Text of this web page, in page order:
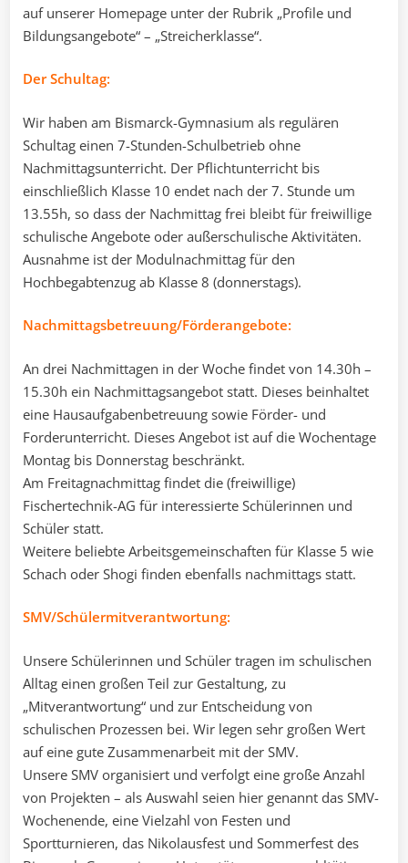
auf unserer Homepage unter der Rubrik „Profile und
Bildungsangebote“ – „Streicherklasse“.
Der Schultag:
Wir haben am Bismarck-Gymnasium als regulären
Schultag einen 7-Stunden-Schulbetrieb ohne
Nachmittagsunterricht. Der Pflichtunterricht bis
einschließlich Klasse 10 endet nach der 7. Stunde um
13.55h, so dass der Nachmittag frei bleibt für freiwillige
schulische Angebote oder außerschulische Aktivitäten.
Ausnahme ist der Modulnachmittag für den
Hochbegabtenzug ab Klasse 8 (donnerstags).
Nachmittagsbetreuung/Förderangebote:
An drei Nachmittagen in der Woche findet von 14.30h –
15.30h ein Nachmittagsangebot statt. Dieses beinhaltet
eine Hausaufgabenbetreuung sowie Förder- und
Forderunterricht. Dieses Angebot ist auf die Wochentage
Montag bis Donnerstag beschränkt.
Am Freitagnachmittag findet die (freiwillige)
Fischertechnik-AG für interessierte Schülerinnen und
Schüler statt.
Weitere beliebte Arbeitsgemeinschaften für Klasse 5 wie
Schach oder Shogi finden ebenfalls nachmittags statt.
SMV/Schülermitverantwortung:
Unsere Schülerinnen und Schüler tragen im schulischen
Alltag einen großen Teil zur Gestaltung, zu
„Mitverantwortung“ und zur Entscheidung von
schulischen Prozessen bei. Wir legen sehr großen Wert
auf eine gute Zusammenarbeit mit der SMV.
Unsere SMV organisiert und verfolgt eine große Anzahl
von Projekten – als Auswahl seien hier genannt das SMV-
Wochenende, eine Vielzahl von Festen und
Sportturnieren, das Nikolausfest und Sommerfest des